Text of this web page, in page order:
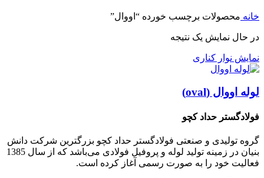
خانه محصولات برچسب خورده “اووال”
در حال نمایش یک نتیجه
نمایش نوار کناری
لوله اووال (oval)
فولادگستر حداد کچو
گروه تولیدی و صنعتی فولادگستر حداد کچو بزرگترین شرکت دانش
بنیان در زمینه تولید لوله و پروفیل فولادی می‌باشد که از سال 1385
فعالیت خود را به صورت رسمی آغاز کرده است.